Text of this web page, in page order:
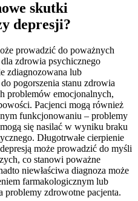
skutki
depresji?
prowadzić do poważnych
zdrowia psychicznego
zdiagnozowana lub
pogorszenia stanu zdrowia
problemów emocjonalnych,
Pacjenci mogą również
funkcjonowaniu – problemy
się nasilać w wyniku braku
Długotrwałe cierpienie
może prowadzić do myśli
co stanowi poważne
niewłaściwa diagnoza może
farmakologicznym lub
problemy zdrowotne pacjenta.